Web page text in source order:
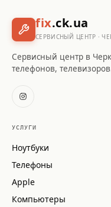
fix.ck.ua
СЕРВИСНЫЙ ЦЕНТР ·
Сервисный центр в
телефонов,
УСЛУГИ
Ноутбуки
Телефоны
Apple
Компьютеры